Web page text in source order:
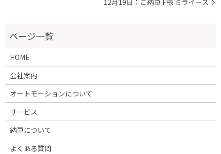
HOME
会社案内
オートモーションについて
サービス
納車について
よくある質問